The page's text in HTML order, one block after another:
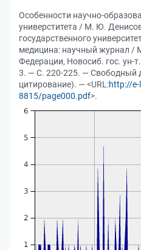
Особенности научно-
универститета / М. Ю.
государственного
медицина: научный журнал /
Федерации, Новосиб. гос. ун-
3. — С. 220-225. — Свободный
цитирование). — <URL:http://
8815/page000.pdf>.